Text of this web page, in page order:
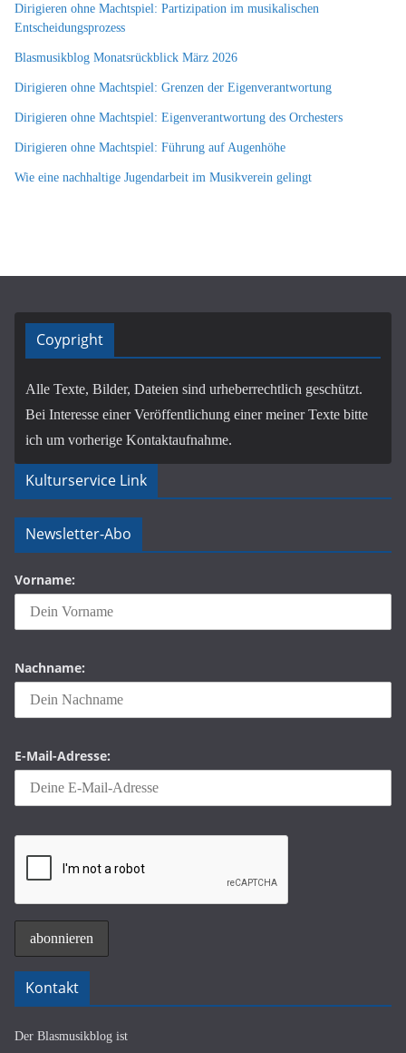
Dirigieren ohne Machtspiel: Partizipation im musikalischen
Entscheidungsprozess
Blasmusikblog Monatsrückblick März 2026
Dirigieren ohne Machtspiel: Grenzen der Eigenverantwortung
Dirigieren ohne Machtspiel: Eigenverantwortung des Orchesters
Dirigieren ohne Machtspiel: Führung auf Augenhöhe
Wie eine nachhaltige Jugendarbeit im Musikverein gelingt
Coypright
Alle Texte, Bilder, Dateien sind urheberrechtlich geschützt.
Bei Interesse einer Veröffentlichung einer meiner Texte bitte
ich um vorherige Kontaktaufnahme.
Kulturservice Link
Newsletter-Abo
Vorname:
Nachname:
E-Mail-Adresse:
Kontakt
Der Blasmusikblog ist